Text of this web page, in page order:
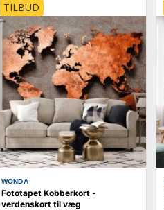
TILBUD
WONDA
Fototapet Kobberkort -
verdenskort til væg